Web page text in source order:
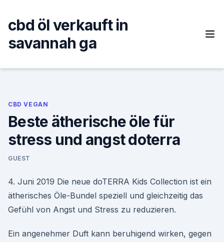
content
cbd öl verkauft in
savannah ga
CBD VEGAN
Beste ätherische öle für
stress und angst doterra
GUEST
4. Juni 2019 Die neue doTERRA Kids Collection ist ein
ätherisches Öle-Bundel speziell und gleichzeitig das
Gefühl von Angst und Stress zu reduzieren.
Ein angenehmer Duft kann beruhigend wirken, gegen